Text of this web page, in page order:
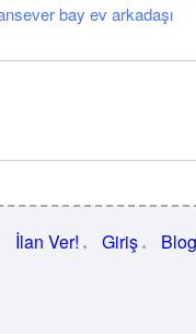
bay ev arkadaşı
İlan Ver! Giriş Blog